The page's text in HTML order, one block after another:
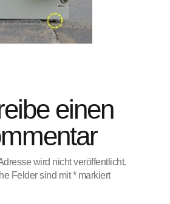
einen
wird nicht veröffentlicht.
Felder sind mit*markiert